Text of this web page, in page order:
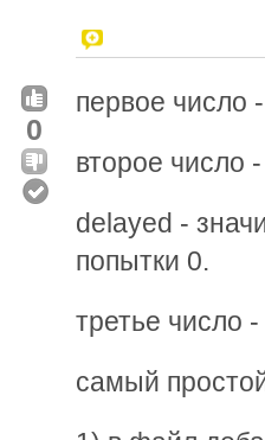
0
первое число
второе число
delayed -
попытки 0.
третье число
самый